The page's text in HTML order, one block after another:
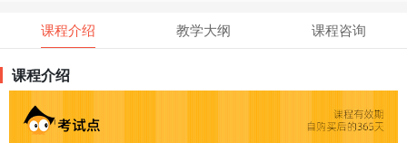
课程介绍 教学大纲 课程咨询
课程介绍